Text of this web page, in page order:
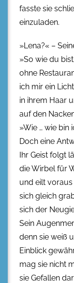
fasste sie
einzuladen.
»Lena?« –
»So wie du
ohne
ich mir ein
in ihrem Haar
auf den
»Wie … wie bin
Doch eine
Ihr Geist folgt
die Wirbel für
und eilt voraus
sich gleich
sich der
Sein
denn sie weiß
Einblick
mag sie nicht
sie Gefallen